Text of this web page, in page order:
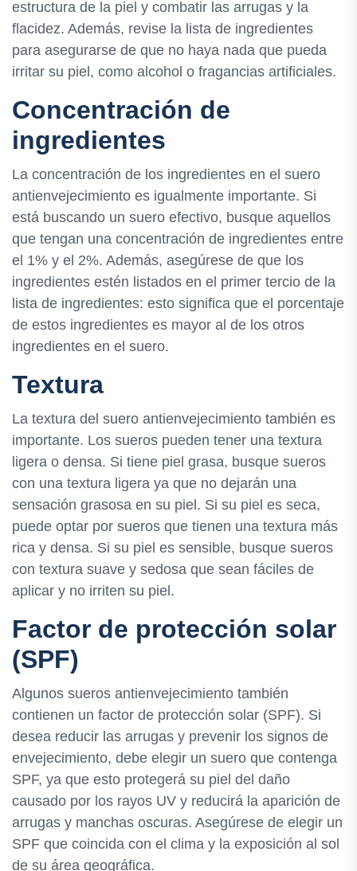
estructura de la piel y combatir las arrugas y la
flacidez. Además, revise la lista de ingredientes
para asegurarse de que no haya nada que pueda
irritar su piel, como alcohol o fragancias artificiales.
Concentración de
ingredientes
La concentración de los ingredientes en el suero
antienvejecimiento es igualmente importante. Si
está buscando un suero efectivo, busque aquellos
que tengan una concentración de ingredientes entre
el 1% y el 2%. Además, asegúrese de que los
ingredientes estén listados en el primer tercio de la
lista de ingredientes: esto significa que el porcentaje
de estos ingredientes es mayor al de los otros
ingredientes en el suero.
Textura
La textura del suero antienvejecimiento también es
importante. Los sueros pueden tener una textura
ligera o densa. Si tiene piel grasa, busque sueros
con una textura ligera ya que no dejarán una
sensación grasosa en su piel. Si su piel es seca,
puede optar por sueros que tienen una textura más
rica y densa. Si su piel es sensible, busque sueros
con textura suave y sedosa que sean fáciles de
aplicar y no irriten su piel.
Factor de protección solar
(SPF)
Algunos sueros antienvejecimiento también
contienen un factor de protección solar (SPF). Si
desea reducir las arrugas y prevenir los signos de
envejecimiento, debe elegir un suero que contenga
SPF, ya que esto protegerá su piel del daño
causado por los rayos UV y reducirá la aparición de
arrugas y manchas oscuras. Asegúrese de elegir un
SPF que coincida con el clima y la exposición al sol
de su área geográfica.